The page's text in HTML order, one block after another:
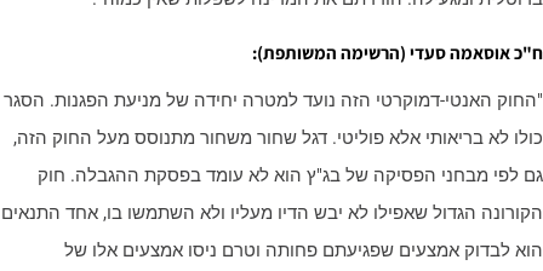
אוסאמה סעדי (הרשימה המשותפת):
האנטי-דמוקרטי הזה נועד למטרה יחידה של מניעת הפגנות. הסגר
לא בריאותי אלא פוליטי. דגל שחור משחור מתנוסס מעל החוק הזה,
לפי מבחני הפסיקה של בג"ץ הוא לא עומד בפסקת ההגבלה. חוק
הגדול שאפילו לא יבש הדיו מעליו ולא השתמשו בו, אחד התנאים
לבדוק אמצעים שפגיעתם פחותה וטרם ניסו אמצעים אלו של